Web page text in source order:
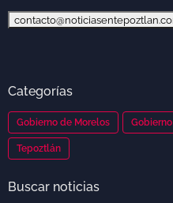
Categorías
Gobierno de Morelos
Tepoztlán
Buscar noticias